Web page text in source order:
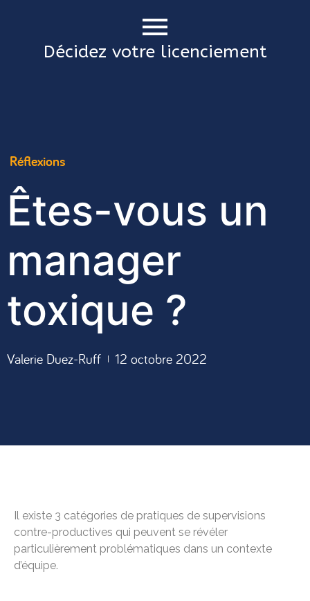
Décidez votre licenciement
Réflexions
Êtes-vous un
manager
toxique ?
Valerie Duez-Ruff 12 octobre 2022
Il existe 3 catégories de pratiques de supervisions
contre-productives qui peuvent se révéler
particulièrement problématiques dans un contexte
d’équipe.